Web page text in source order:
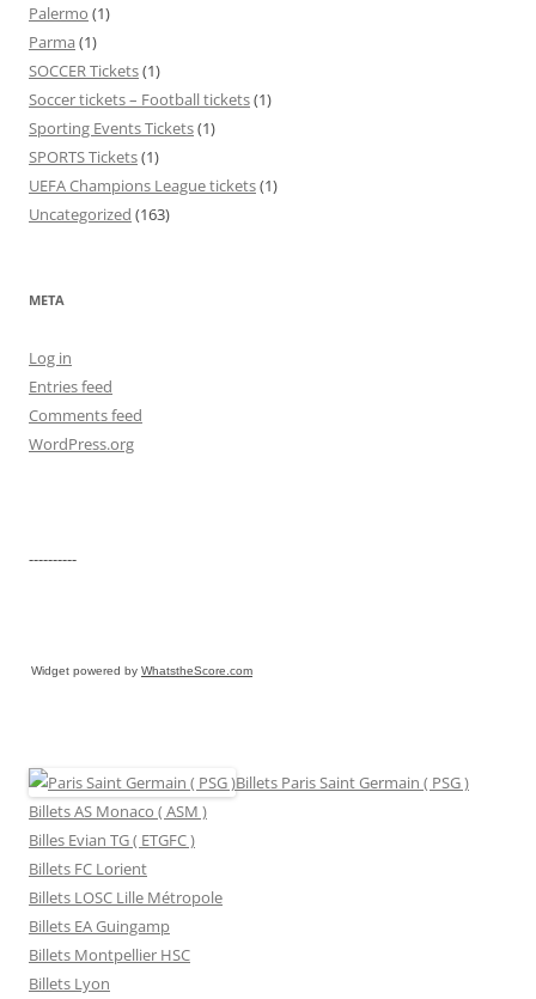
Palermo (1)
Parma (1)
SOCCER Tickets(1)
Soccer tickets – Football tickets(1)
Sporting Events Tickets(1)
SPORTS Tickets(1)
UEFA Champions League tickets(1)
Uncategorized (163)
META
Log in
Entries feed
Comments feed
WordPress.org
----------
Widget powered by WhatstheScore.com
Billets Paris Saint Germain ( PSG )
Billets AS Monaco ( ASM )
Billes Evian TG ( ETGFC )
Billets FC Lorient
Billets LOSC Lille Métropole
Billets EA Guingamp
Billets Montpellier HSC
Billets Lyon